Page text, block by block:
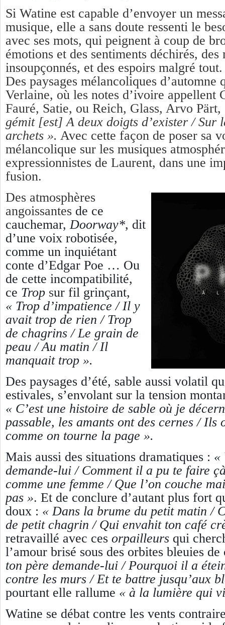
Si Watine est capable d’envoyer un
musique, elle a sans doute ressenti le
avec ses mots, qui peignent à coup de
émotions et des sentiments déchirés, des
insoupçonnés, et des espoirs malgré tout.
Des paysages mélancoliques d’automne
Verlaine, où les notes d’ivoire appellent
Fauré, Satie, ou Reich, Glass, Arvo
gémit [est] A deux doigts d’exister / Sur
archets ». Avec cette façon de poser sa
mélancolique sur les musiques
expressionnistes de Laurent, dans une
fusion.
Des atmosphères
angoissantes de ce
cauchemar, Doorway*, dit
d’une voix robotisée,
comme un inquiétant
conte d’Edgar Poe … Ou
de cette incompatibilité,
ce Trop sur fil grinçant,
« Trop d’impatience / Il y
avait trop de rien / Trop
de chagrins / Le grain de
peau / Au matin / Il
manquait trop ».
Des paysages d’été, sable aussi volatil
estivales, s’envolant sur la tension
« C’est une histoire de sable où je
passable, les amants ont des cernes /
comme on tourne la page ».
Mais aussi des situations dramatiques : «
demande-lui / Comment il a pu te faire
comme une femme / Que l’on couche
pas ». Et de conclure d’autant plus fort
doux : « Dans la brume du petit matin /
de petit chagrin / Qui envahit ton café
retravaillé avec ces orpailleurs qui
l’amour brisé sous des orbites bleuies
ton père demande-lui / Pourquoi il a
contre les murs / Et te battre jusqu’aux
pourtant elle rallume « à la lumière qui
Watine se débat contre les vents